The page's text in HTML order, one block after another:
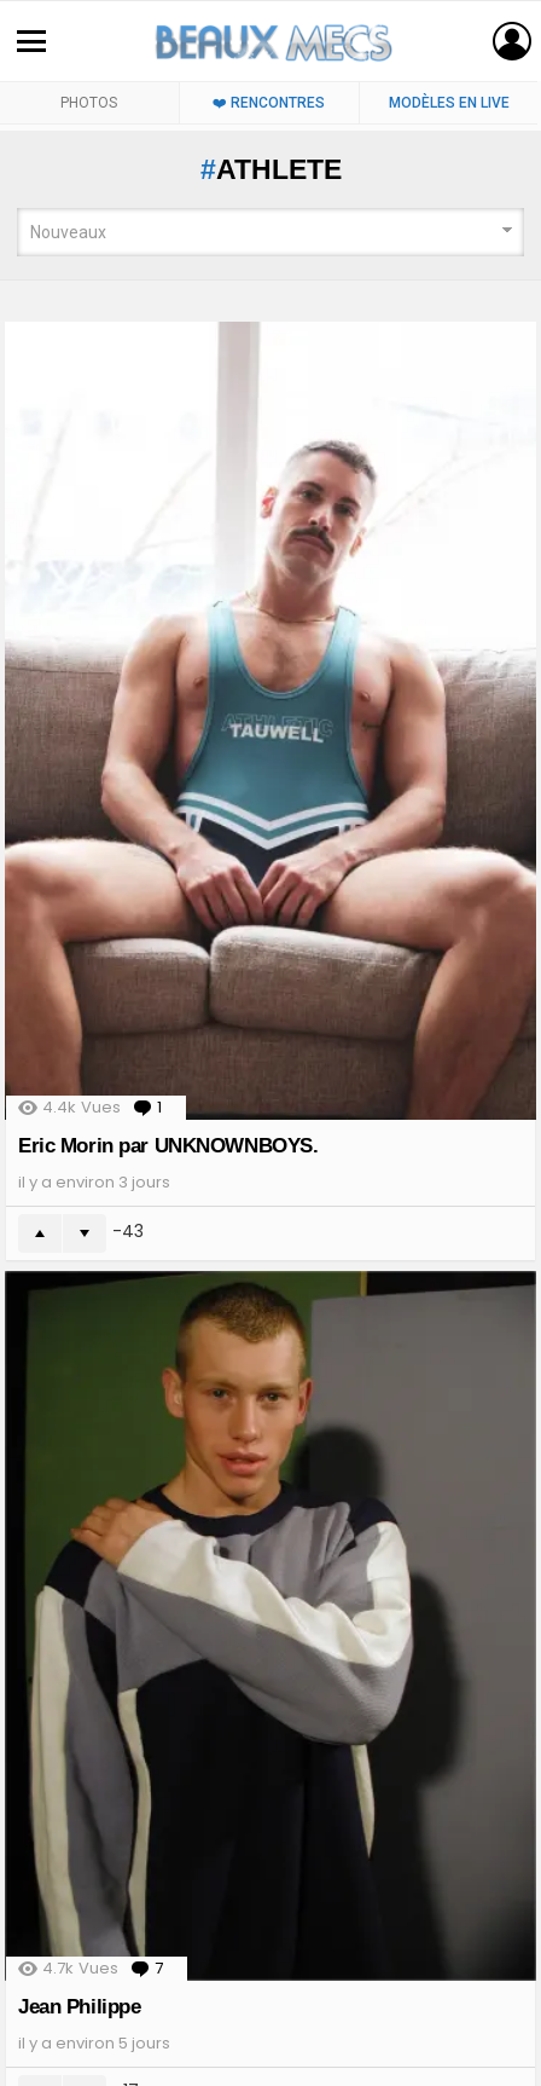
PHOTOS ❤️ RENCONTRES MODÈLES EN LIVE
ATHLETE
4.4k Vues 1
Comment
Eric Morin par UNKNOWNBOYS.
il y a environ 3 jours
-43
4.7k Vues 7
Jean Philippe
il y a environ 5 jours